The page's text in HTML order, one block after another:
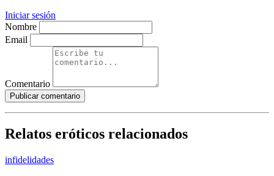
Iniciar sesión
Nombre
Email
Comentario
Publicar comentario
Relatos eróticos relacionados
infidelidades